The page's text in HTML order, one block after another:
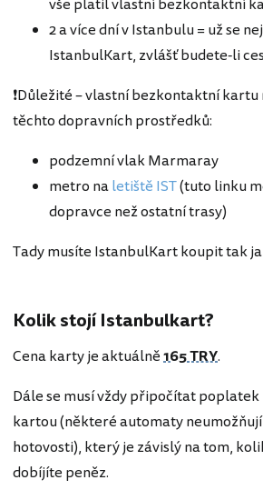
2 a více dní v Istanbulu = už se
IstanbulKart, zvlášť budete-li
❗Důležité – vlastní bezkontaktní
těchto dopravních prostředků:
podzemní vlak Marmaray
metro naletiště IST(tuto linku
dopravce než ostatní trasy)
Tady musíte IstanbulKart koupit tak
Kolik stojí Istanbulkart?
Cena karty je aktuálně165 TRY.
Dále se musí vždy připočítat
kartou (některé automaty
hotovosti), který je závislý na tom,
dobíjíte peněz.